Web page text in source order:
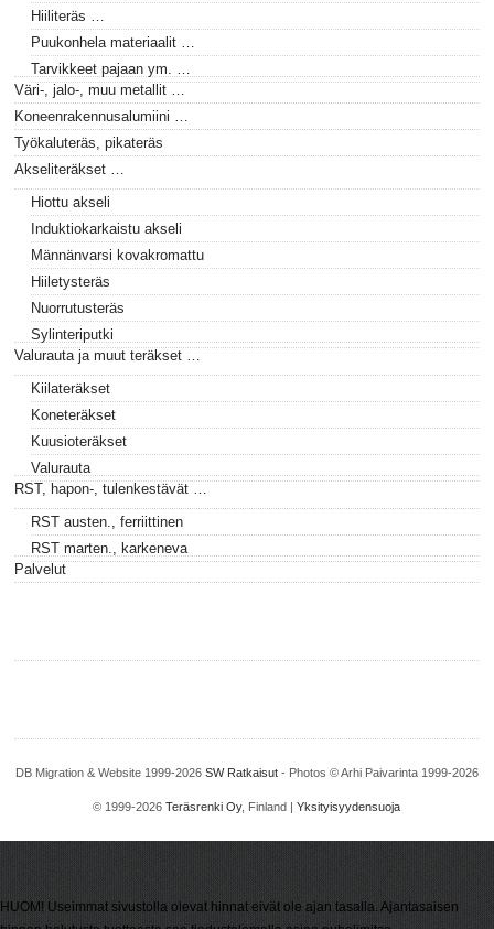
Hiiliteräs …
Puukonhela materiaalit …
Tarvikkeet pajaan ym. …
Väri-, jalo-, muu metallit …
Koneenrakennusalumiini …
Työkaluteräs, pikateräs
Akseliteräkset …
Hiottu akseli
Induktiokarkaistu akseli
Männänvarsi kovakromattu
Hiiletysteräs
Nuorrutusteräs
Sylinteriputki
Valurauta ja muut teräkset …
Kiilateräkset
Koneteräkset
Kuusioteräkset
Valurauta
RST, hapon-, tulenkestävät …
RST austen., ferriittinen
RST marten., karkeneva
Palvelut
DB Migration & Website 1999-2026 SW Ratkaisut- Photos © Arhi Paivarinta 1999-2026
© 1999-2026Teräsrenki Oy, Finland |Yksityisyydensuoja
HUOM! Useimmat sivustolla olevat hinnat eivät ole ajan tasalla. Ajantasaisen